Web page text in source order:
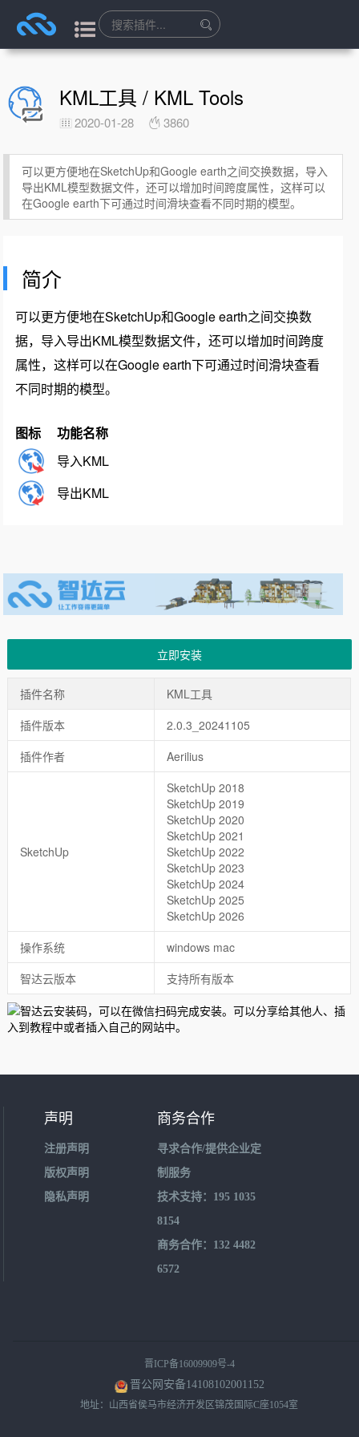
KML工具 / KML Tools
2020-01-28 3860
可以更方便地在SketchUp和Google earth之间交换数据，导入
导出KML模型数据文件，还可以增加时间跨度属性，这样可以
在Google earth下可通过时间滑块查看不同时期的模型。
简介
可以更方便地在SketchUp和Google earth之间交换数
据，导入导出KML模型数据文件，还可以增加时间跨度
属性，这样可以在Google earth下可通过时间滑块查看
不同时期的模型。
图标
功能名称
导入KML
导出KML
立即安装
插件名称
KML工具
插件版本
2.0.3_20241105
插件作者
Aerilius
SketchUp
SketchUp 2018
SketchUp 2019
SketchUp 2020
SketchUp 2021
SketchUp 2022
SketchUp 2023
SketchUp 2024
SketchUp 2025
SketchUp 2026
操作系统
windows mac
智达云版本
支持所有版本
声明
注册声明
版权声明
隐私声明
商务合作
寻求合作/提供企业定
制服务
技术支持：195 1035
8154
商务合作：132 4482
6572
晋ICP备16009909号-4
晋公网安备14108102001152
地址：山西省侯马市经济开发区锦茂国际C座1054室